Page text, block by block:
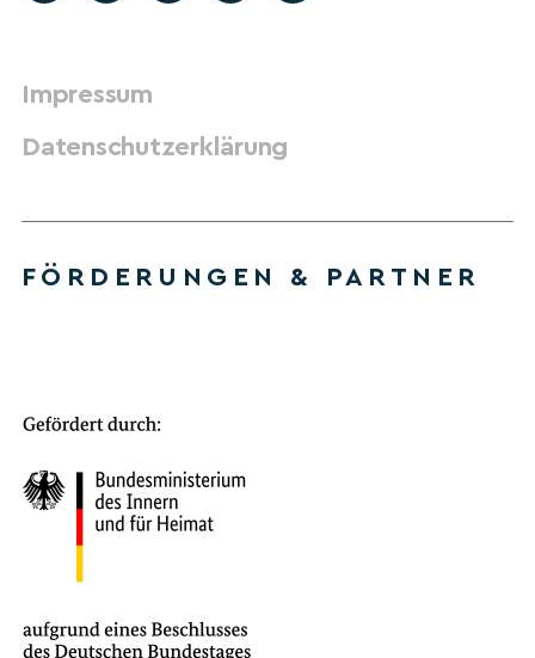
Impressum
Datenschutzerklärung
FÖRDERUNGEN & PARTNER